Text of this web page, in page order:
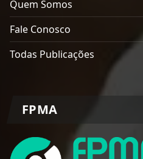
Quem Somos
Fale Conosco
Todas Publicações
FPMA